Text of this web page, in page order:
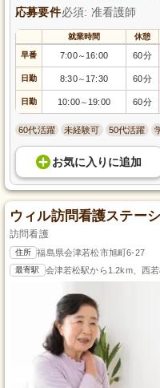
応募要件必須: 准看護師
就業時間 休憩
早番 7:00～ 16:00 60分
日勤 8:30～ 17:30 60分
日勤 10:00～ 19:00 60分
60代活躍 未経験可 50代活躍
お気に入り に追加
ウィル訪問看護ステー
訪問看護
住所 福島県会津若松市旭町6-27
最寄駅 会津若松駅から1.2km、西